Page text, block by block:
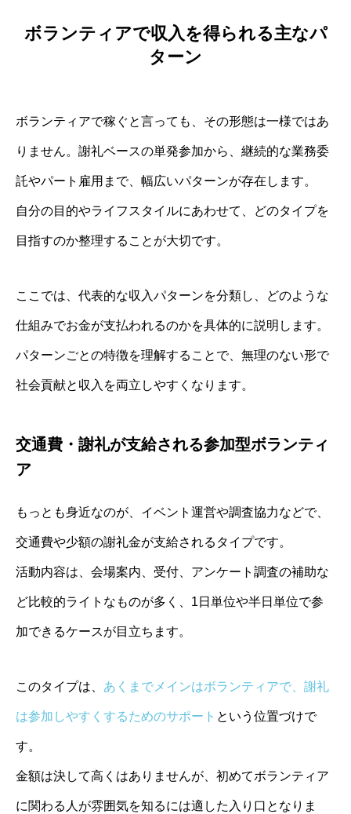
ボランティアで収入を得られる主なパ
ターン
ボランティアで稼ぐと言っても、その形態は一様ではあ
りません。謝礼ベースの単発参加から、継続的な業務委
託やパート雇用まで、幅広いパターンが存在します。
自分の目的やライフスタイルにあわせて、どのタイプを
目指すのか整理することが大切です。
ここでは、代表的な収入パターンを分類し、どのような
仕組みでお金が支払われるのかを具体的に説明します。
パターンごとの特徴を理解することで、無理のない形で
社会貢献と収入を両立しやすくなります。
交通費・謝礼が支給される参加型ボランティ
ア
もっとも身近なのが、イベント運営や調査協力などで、
交通費や少額の謝礼金が支給されるタイプです。
活動内容は、会場案内、受付、アンケート調査の補助な
ど比較的ライトなものが多く、1日単位や半日単位で参
加できるケースが目立ちます。
このタイプは、 あくまでメインはボランティアで、謝礼
は参加しやすくするためのサポート という位置づけで
す。
金額は決して高くはありませんが、初めてボランティア
に関わる人が雰囲気を知るには適した入り口となりま